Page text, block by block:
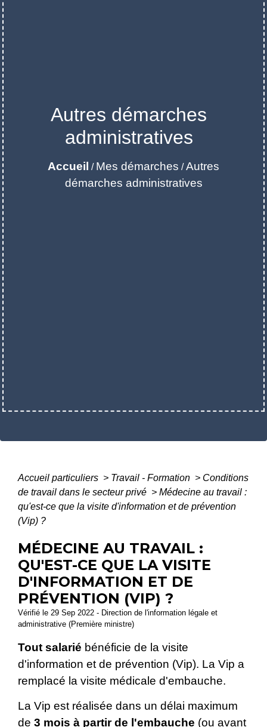
Autres démarches
administratives
Accueil / Mes démarches /Autres
démarches administratives
Accueil particuliers > Travail - Formation > Conditions
de travail dans le secteur privé > Médecine au travail :
qu'est-ce que la visite d'information et de prévention
(Vip) ?
MÉDECINE AU TRAVAIL :
QU'EST-CE QUE LA VISITE
D'INFORMATION ET DE
PRÉVENTION (VIP) ?
Vérifié le 29 Sep 2022 - Direction de l'information légale et
administrative (Première ministre)
Tout salarié bénéficie de la visite
d'information et de prévention (Vip). La Vip a
remplacé la visite médicale d'embauche.
La Vip est réalisée dans un délai maximum
de 3 mois à partir de l'embauche (ou avant